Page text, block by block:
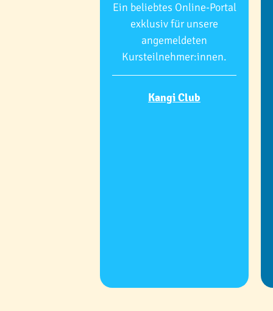
Ein beliebtes Online-Portal
exklusiv für unsere
angemeldeten
Kursteilnehmer:innen.
Kangi Club